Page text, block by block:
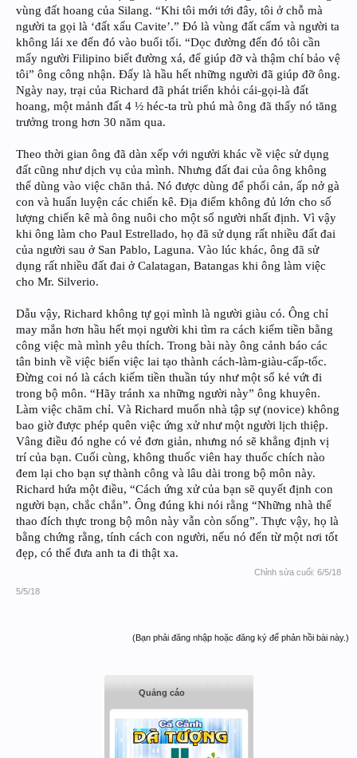
vùng đất hoang của Silang. “Khi tôi mới tới đây, tôi ở chỗ mà
người ta gọi là ‘đất xấu Cavite’.” Đó là vùng đất cấm và người ta
không lái xe đến đó vào buổi tối. “Dọc đường đến đó tôi cần
mấy người Filipino biết đường xá, để giúp đỡ và thậm chí bảo vệ
tôi” ông công nhận. Đấy là hầu hết những người đã giúp đỡ ông.
Ngày nay, trại của Richard đã phát triển khỏi cái-gọi-là đất
hoang, một mảnh đất 4 ½ héc-ta trù phú mà ông đã thấy nó tăng
trưởng trong hơn 30 năm qua.
Theo thời gian ông đã dàn xếp với người khác về việc sử dụng
đất cũng như dịch vụ của mình. Nhưng đất đai của ông không
thể dùng vào việc chăn thả. Nó được dùng để phối cản, ấp nở gà
con và huấn luyện các chiến kê. Địa điểm không đủ lớn cho số
lượng chiến kê mà ông nuôi cho một số người nhất định. Vì vậy
khi ông làm cho Paul Estrellado, họ đã sử dụng rất nhiều đất đai
của người sau ở San Pablo, Laguna. Vào lúc khác, ông đã sử
dụng rất nhiều đất đai ở Calatagan, Batangas khi ông làm việc
cho Mr. Silverio.
Dẫu vậy, Richard không tự gọi mình là người giàu có. Ông chỉ
may mắn hơn hầu hết mọi người khi tìm ra cách kiếm tiền bằng
công việc mà mình yêu thích. Trong bài này ông cảnh báo các
tân binh về việc biến việc lai tạo thành cách-làm-giàu-cấp-tốc.
Đừng coi nó là cách kiếm tiền thuần túy như một số kẻ vứt đi
trong bộ môn. “Hãy tránh xa những người này” ông khuyên.
Làm việc chăm chỉ. Và Richard muốn nhà tập sự (novice) không
bao giờ được phép quên việc ứng xử như một người lịch thiệp.
Vâng điều đó nghe có vẻ đơn giản, nhưng nó sẽ khẳng định vị
trí của bạn. Cuối cùng, không thuốc viên hay thuốc chích nào
đem lại cho bạn sự thành công và lâu dài trong bộ môn này.
Richard hứa một điều, “Cách ứng xử của bạn sẽ quyết định con
người bạn, chắc chắn”. Ông đúng khi nói rằng “Những nhà thể
thao đích thực trong bộ môn này vẫn còn sống”. Thực vậy, họ là
bằng chứng rằng, tính cách con người, nếu nó đến từ một nơi tốt
đẹp, có thể đưa anh ta đi thật xa.
Chỉnh sửa cuối: 6/5/18
5/5/18
(Bạn phải đăng nhập hoặc đăng ký để phản hồi bài này.)
Quảng cáo